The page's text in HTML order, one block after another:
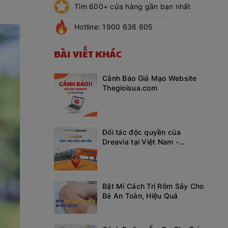
Tìm 600+ cửa hàng gần bạn nhất
Hotline: 1900 636 605
BÀI VIẾT KHÁC
Cảnh Báo Giả Mạo Website
Thegioisua.com
Đối tác độc quyền của
Dreavia tại Việt Nam -
Bật Mí Cách Trị Rôm Sảy Cho
Bé An Toàn, Hiệu Quả